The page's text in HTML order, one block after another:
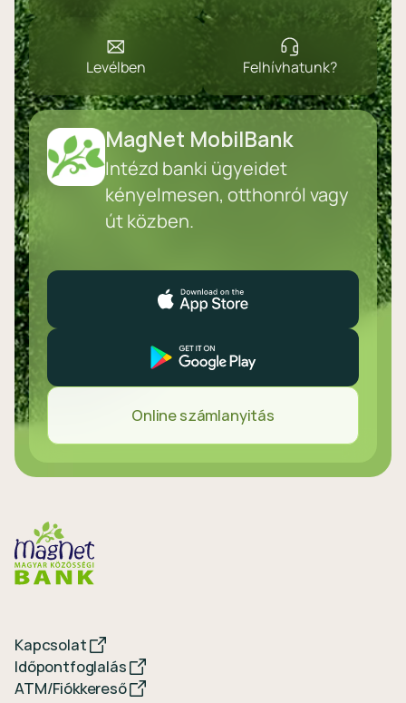
Levélben Felhívhatunk?
MagNet MobilBank
Intézd banki ügyeidet
kényelmesen, otthonról vagy
út közben.
Online számlanyitás
Kapcsolat
Időpontfoglalás
ATM/Fiókkereső